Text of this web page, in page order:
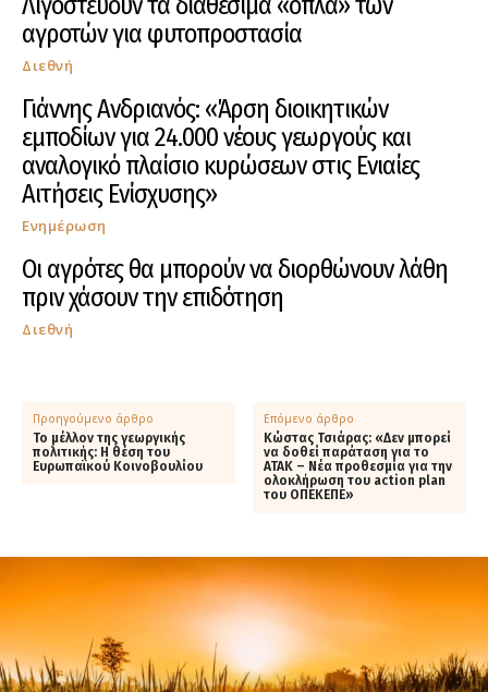
αγροτών για φυτοπροστασία
Διεθνή
Γιάννης Ανδριανός: «Άρση διοικητικών
εμποδίων για 24.000 νέους γεωργούς και
αναλογικό πλαίσιο κυρώσεων στις Ενιαίες
Αιτήσεις Ενίσχυσης»
Ενημέρωση
Οι αγρότες θα μπορούν να διορθώνουν λάθη
πριν χάσουν την επιδότηση
Διεθνή
Προηγούμενο άρθρο
Το μέλλον της γεωργικής
πολιτικής: H θέση του
Ευρωπαϊκού Κοινοβουλίου
Επόμενο άρθρο
Κώστας Τσιάρας: «Δεν μπορεί
να δοθεί παράταση για το
ΑΤΑΚ – Νέα προθεσμία για την
ολοκλήρωση του action plan
του ΟΠΕΚΕΠΕ»